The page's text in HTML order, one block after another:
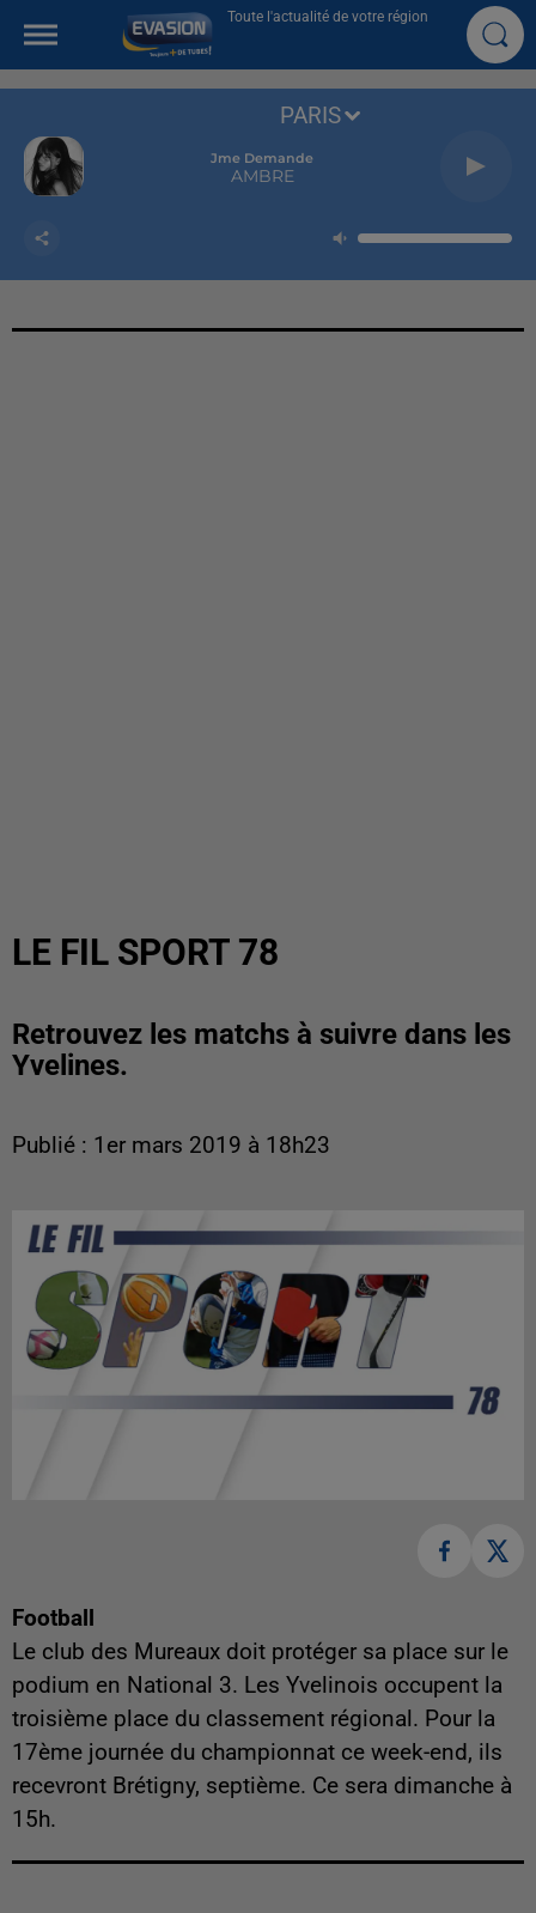
Toute l'actualité de votre région
Jme Demande
AMBRE
PARIS
LE FIL SPORT 78
Retrouvez les matchs à suivre dans les
Yvelines.
Publié : 1er mars 2019 à 18h23
Football
Le club des Mureaux doit protéger sa place sur le
podium en National 3. Les Yvelinois occupent la
troisième place du classement régional. Pour la
17ème journée du championnat ce week-end, ils
recevront Brétigny, septième. Ce sera dimanche à
15h.